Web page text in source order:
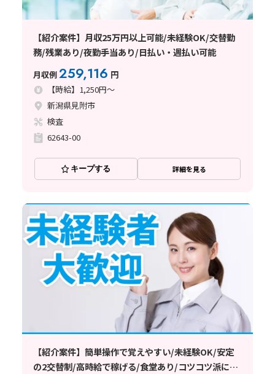
【紹介案件】月収25万円以上可能/未経験OK/交替勤
務/残業あり/夜勤手当あり/日払い・週払い可能
月収例259,116 円
【時給】1,250円～
新潟県見附市
検査
62643-00
キープする 詳細を見る
【紹介案件】簡単操作で覚えやすい/未経験OK/安定
の2交替制/高時給で稼げる/食堂あり/コツコツ派に最